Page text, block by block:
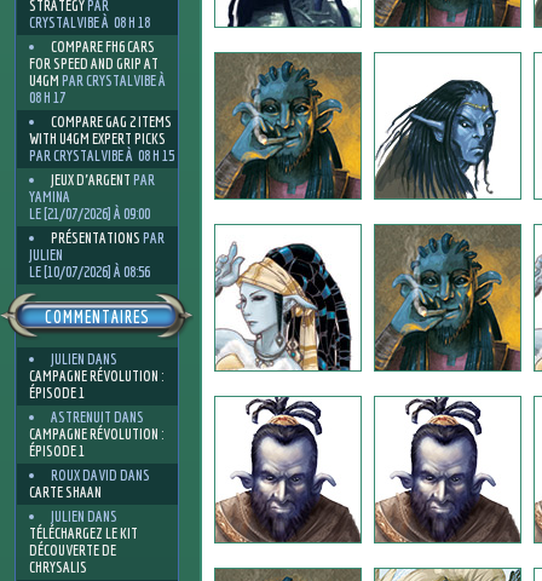
STRATEGYPAR
CRYSTALVIBE À 08 H 18
COMPARE FH6 CARS
FOR SPEED AND GRIP AT
U4GM PAR CRYSTALVIBE À
08 H 17
COMPARE GAG 2 ITEMS
WITH U4GM EXPERT PICKS
PAR CRYSTALVIBE À 08 H 15
JEUX D'ARGENT PAR
YAMINA
LE [21/07/2026] À 09:00
PRÉSENTATIONS PAR
JULIEN
LE [10/07/2026] À 08:56
COMMENTAIRES
JULIEN DANS
CAMPAGNE RÉVOLUTION :
ÉPISODE 1
ASTRENUIT DANS
CAMPAGNE RÉVOLUTION :
ÉPISODE 1
ROUX DAVID DANS
CARTE SHAAN
JULIEN DANS
TÉLÉCHARGEZ LE KIT
DÉCOUVERTE DE
CHRYSALIS